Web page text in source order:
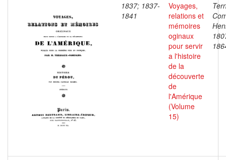
1837; 1837-
1841
Voyages,
relations et
mémoires
oginaux
pour servir
a l'histoire
de la
découverte
de
l'Amérique
(Volume
15)